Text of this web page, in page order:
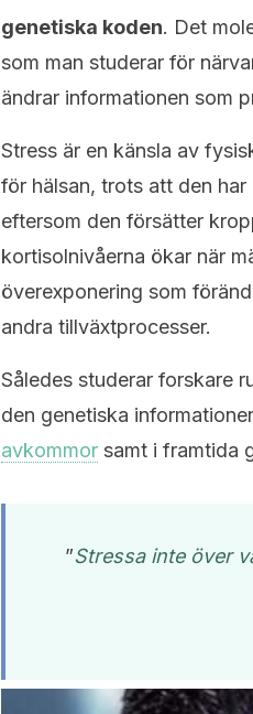
genetiska koden. Det
som man studerar för
ändrar informationen som
Stress är en känsla av
för hälsan, trots att den
eftersom den försätter
kortisolnivåerna ökar när
överexponering som
andra tillväxtprocesser.
Således studerar forskare
den genetiska
avkommor samt i framtida
”Stressa inte över